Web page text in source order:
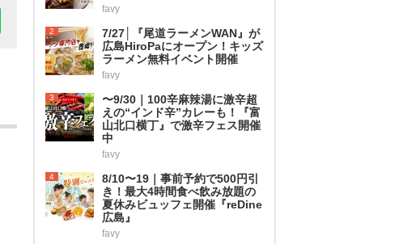
favy
2
7/27│『尾道ラーメンWAN』が
広島HiroPaにオープン！キッズ
ラーメン無料イベント開催
favy
3
〜9/30｜100辛麻辣湯に激辛超
えの“インド辛”カレーも！『富
山北口横丁』で激辛フェス開催
中
favy
4
8/10〜19｜事前予約で500円引
き！最大4時間食べ飲み放題の
夏休みビュッフェ開催『reDine
広島』
favy